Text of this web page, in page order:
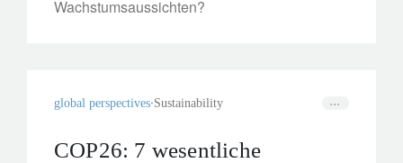
Wachstumsaussichten?
global perspectives Sustainability
COP26: 7 wesentliche